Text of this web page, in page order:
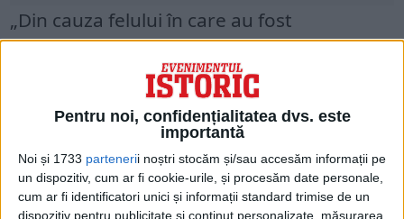
Pentru noi, confidențialitatea dvs. este
importantă
Noi și 1733 partenerii noștri stocăm și/sau accesăm informații pe
un dispozitiv, cum ar fi cookie-urile, și procesăm date personale,
cum ar fi identificatori unici și informații standard trimise de un
dispozitiv pentru publicitate și conținut personalizate, măsurarea
„Din cauza felului în care au fost
încredințate responsabilitățile, șeful din
acea provincie putea anunța câți oameni
are și în baza acestor declarații se calculau
salariile și cheltuielile cu rațiile soldaților,
iar acestea erau umflate întotdeauna”.
Inspectorul General Special al SUA pentru